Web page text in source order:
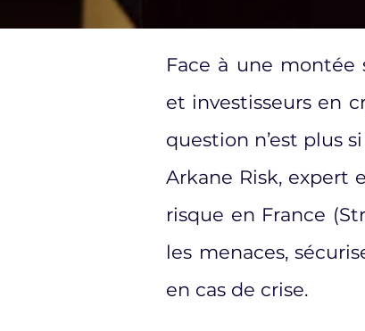
Face à une montée
et investisseurs en
question n’est plus
Arkane Risk, expert
risque en France
les menaces,
en cas de crise.